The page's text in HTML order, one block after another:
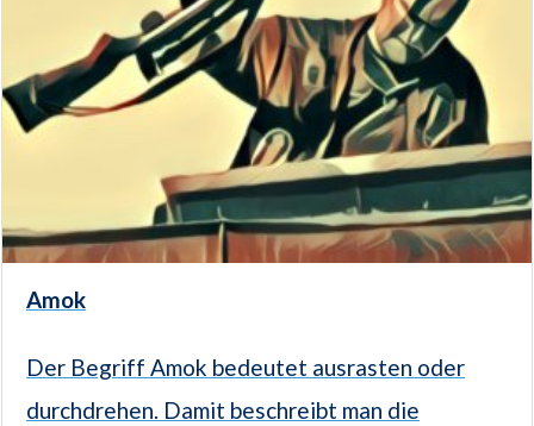
Amok
Der Begriff Amok bedeutet ausrasten oder
durchdrehen. Damit beschreibt man die